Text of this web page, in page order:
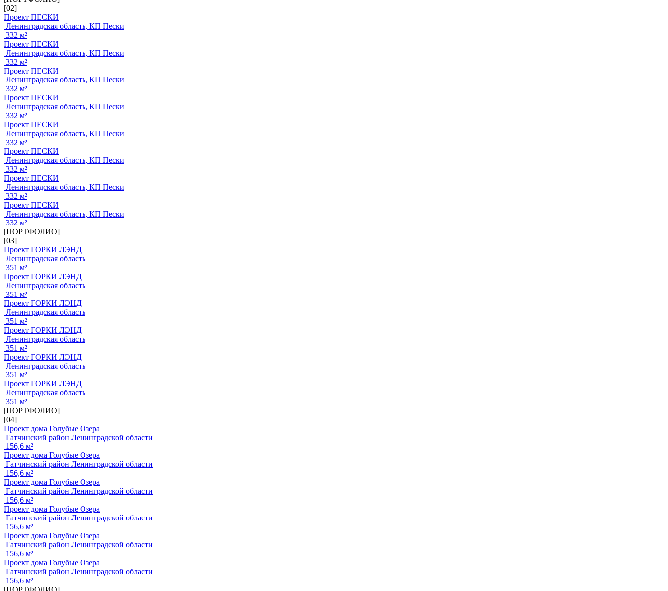
[02]
Проект ПЕСКИ
Ленинградская область, КП Пески
332 м²
Проект ПЕСКИ
Ленинградская область, КП Пески
332 м²
Проект ПЕСКИ
Ленинградская область, КП Пески
332 м²
Проект ПЕСКИ
Ленинградская область, КП Пески
332 м²
Проект ПЕСКИ
Ленинградская область, КП Пески
332 м²
Проект ПЕСКИ
Ленинградская область, КП Пески
332 м²
Проект ПЕСКИ
Ленинградская область, КП Пески
332 м²
Проект ПЕСКИ
Ленинградская область, КП Пески
332 м²
[ПОРТФОЛИО]
[03]
Проект ГОРКИ ЛЭНД
Ленинградская область
351 м²
Проект ГОРКИ ЛЭНД
Ленинградская область
351 м²
Проект ГОРКИ ЛЭНД
Ленинградская область
351 м²
Проект ГОРКИ ЛЭНД
Ленинградская область
351 м²
Проект ГОРКИ ЛЭНД
Ленинградская область
351 м²
Проект ГОРКИ ЛЭНД
Ленинградская область
351 м²
[ПОРТФОЛИО]
[04]
Проект дома Голубые Озера
Гатчинский район Ленинградской области
156,6 м²
Проект дома Голубые Озера
Гатчинский район Ленинградской области
156,6 м²
Проект дома Голубые Озера
Гатчинский район Ленинградской области
156,6 м²
Проект дома Голубые Озера
Гатчинский район Ленинградской области
156,6 м²
Проект дома Голубые Озера
Гатчинский район Ленинградской области
156,6 м²
Проект дома Голубые Озера
Гатчинский район Ленинградской области
156,6 м²
[ПОРТФОЛИО]